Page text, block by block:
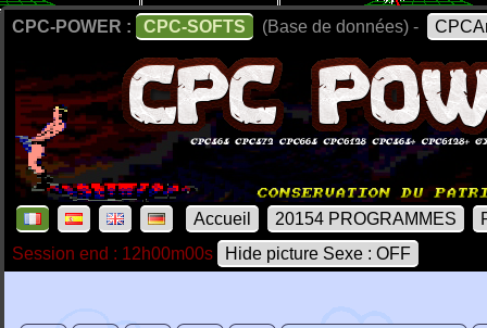
CPC-POWER : CPC-SOFTS (Base de données) -
Accueil 20154 PROGRAMMES
Session end : 12h00m00s
Hide picture Sexe : OFF